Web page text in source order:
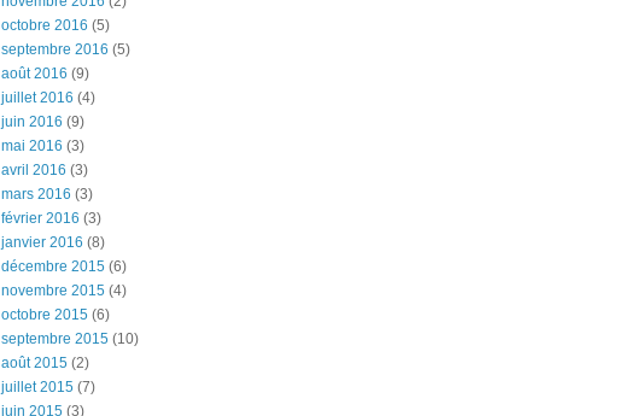
octobre 2016 (5)
septembre 2016 (5)
août 2016 (9)
juillet 2016 (4)
juin 2016 (9)
mai 2016 (3)
avril 2016 (3)
mars 2016 (3)
février 2016 (3)
janvier 2016 (8)
décembre 2015 (6)
novembre 2015 (4)
octobre 2015 (6)
septembre 2015 (10)
août 2015 (2)
juillet 2015 (7)
juin 2015 (3)